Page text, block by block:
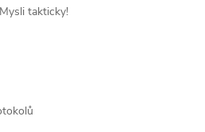
takticky!